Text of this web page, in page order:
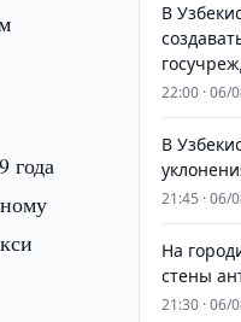
года
В
22:00 · 06/
В
21:45 · 06/
На
стены
21:30 · 06/